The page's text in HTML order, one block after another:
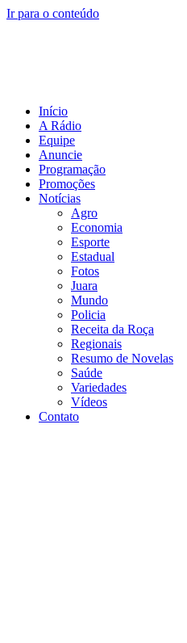
Ir para o conteúdo
Início
A Rádio
Equipe
Anuncie
Programação
Promoções
Notícias
Agro
Economia
Esporte
Estadual
Fotos
Juara
Mundo
Policia
Receita da Roça
Regionais
Resumo de Novelas
Saúde
Variedades
Vídeos
Contato